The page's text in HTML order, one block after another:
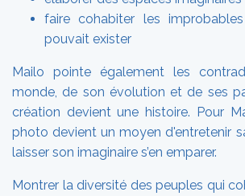
faire cohabiter les
pouvait exister
Mailo pointe également les
monde, de son évolution et de ses
création devient une histoire. Pour
photo devient un moyen d'entretenir
laisser son imaginaire s’en emparer.
Montrer la diversité des peuples qui